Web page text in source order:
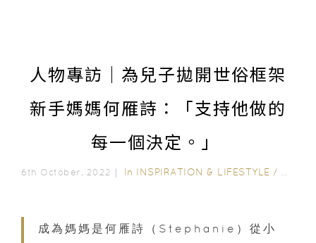
人物專訪｜為兒子拋開世俗框架
新手媽媽何雁詩：「支持他做的
每一個決定。」
6th October, 2022｜ In INSPIRATION & LIFESTYLE /
成為媽媽是何雁詩（Stephanie）從小